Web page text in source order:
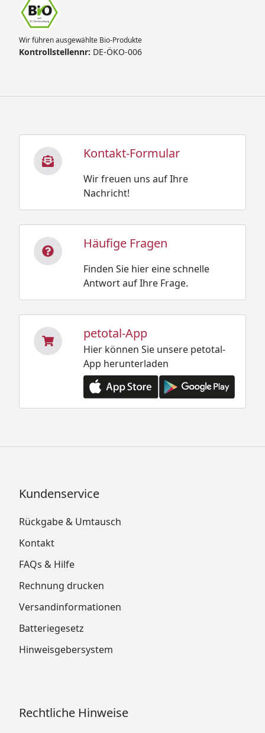
Wir führen ausgewählte Bio-Produkte
Kontrollstellennr: DE-ÖKO-006
Kontakt-Formular
Wir freuen uns auf Ihre
Nachricht!
Häufige Fragen
Finden Sie hier eine schnelle
Antwort auf Ihre Frage.
petotal-App
Hier können Sie unsere petotal-
App herunterladen
Kundenservice
Rückgabe & Umtausch
Kontakt
FAQs & Hilfe
Rechnung drucken
Versandinformationen
Batteriegesetz
Hinweisgebersystem
Rechtliche Hinweise